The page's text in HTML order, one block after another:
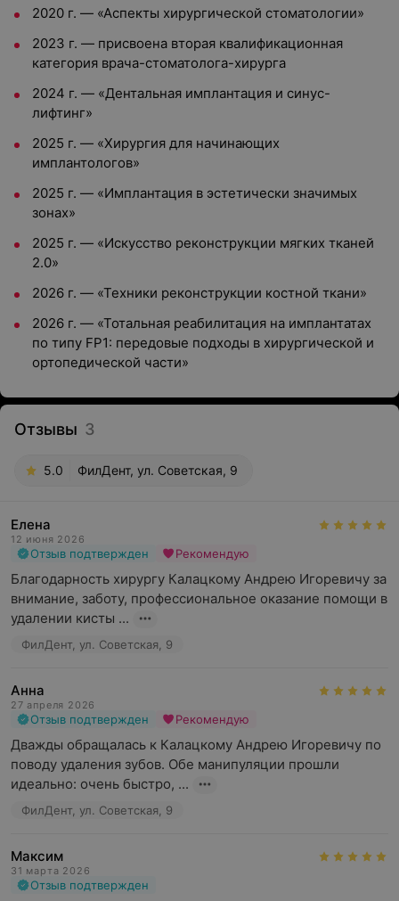
2020 г. — «Аспекты хирургической стоматологии»
2023 г. — присвоена вторая квалификационная
категория врача-стоматолога-хирурга
2024 г. — «Дентальная имплантация и синус-
лифтинг»
2025 г. — «Хирургия для начинающих
имплантологов»
2025 г. — «Имплантация в эстетически значимых
зонах»
2025 г. — «Искусство реконструкции мягких тканей
2.0»
2026 г. — «Техники реконструкции костной ткани»
2026 г. — «Тотальная реабилитация на имплантатах
по типу FP1: передовые подходы в хирургической и
ортопедической части»
Отзывы 3
5.0 ФилДент, ул. Советская, 9
Елена
12 июня 2026
Отзыв подтвержден Рекомендую
Благодарность хирургу Калацкому Андрею Игоревичу за
внимание, заботу, профессиональное оказание помощи в
удалении кисты ...
ФилДент, ул. Советская, 9
Анна
27 апреля 2026
Отзыв подтвержден Рекомендую
Дважды обращалась к Калацкому Андрею Игоревичу по
поводу удаления зубов. Обе манипуляции прошли
идеально: очень быстро, ...
ФилДент, ул. Советская, 9
Максим
31 марта 2026
Отзыв подтвержден